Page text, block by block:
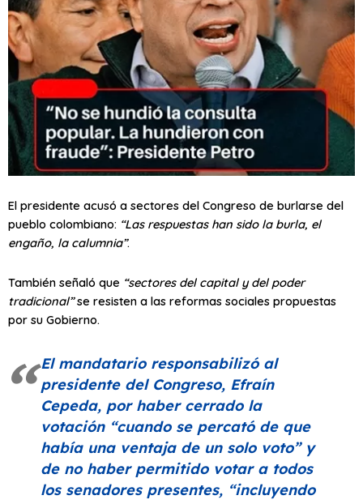
El presidente acusó a sectores del Congreso de burlarse del
pueblo colombiano: “Las respuestas han sido la burla, el
engaño, la calumnia”.
También señaló que “sectores del capital y del poder
tradicional”se resisten a las reformas sociales propuestas
por su Gobierno.
El mandatario responsabilizó al
presidente del Congreso, Efraín
Cepeda, por haber cerrado la
votación “cuando se percató de que
había una ventaja de un solo voto” y
de no haber permitido votar a todos
los senadores presentes, “incluyendo